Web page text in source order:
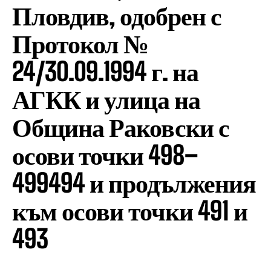
Пловдив, одобрен с
Протокол №
24/30.09.1994 г. на
АГКК и улица на
Община Раковски с
осови точки 498–
499494 и продължения
към осови точки 491 и
493